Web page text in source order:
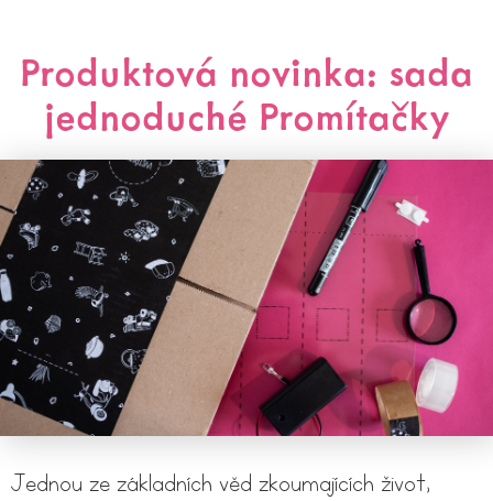
Produktová novinka: sada
jednoduché Promítačky
Jednou ze základních věd zkoumajících život,